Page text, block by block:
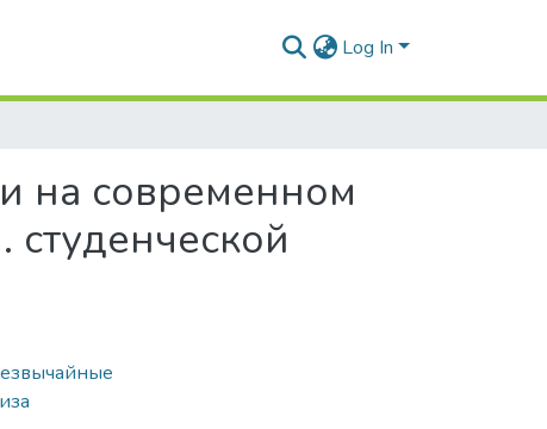
Log In
на современном
студенческой